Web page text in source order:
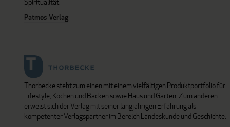
Patmos Verlag
Thorbecke steht zum einen mit einem vielfältigen Produktportfolio für
Lifestyle, Kochen und Backen sowie Haus und Garten. Zum anderen
erweist sich der Verlag mit seiner langjährigen Erfahrung als
kompetenter Verlagspartner im Bereich Landeskunde und Geschichte.